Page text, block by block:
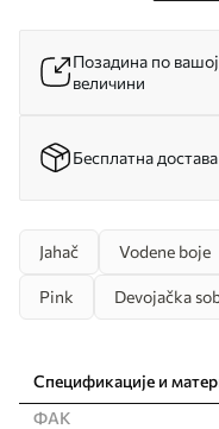
Позадина по вашој
величини
Бесплатна достава
Jahač Vodene boje
Pink Devojačka
Спецификације и
ФАК